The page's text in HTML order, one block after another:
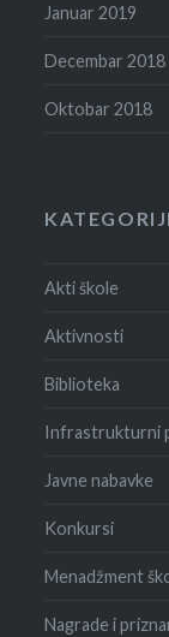
Januar 2019
Decembar 2018
Oktobar 2018
Akti škole
Aktivnosti
Biblioteka
Infrastrukturni
Javne nabavke
Konkursi
Menadžment
Nagrade i